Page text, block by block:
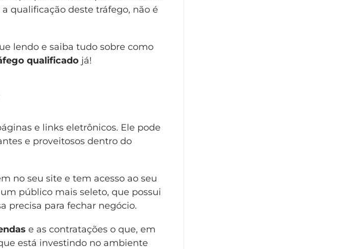
qualificação deste tráfego, não é
lendo e saiba tudo sobre como
qualificado já!
e links eletrônicos. Ele pode
e proveitosos dentro do
no seu site e tem acesso ao seu
público mais seleto, que possui
precisa para fechar negócio.
e as contratações o que, em
está investindo no ambiente